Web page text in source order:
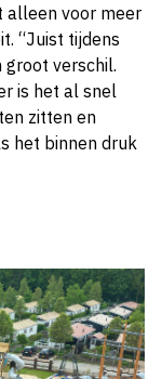
alleen voor meer
“Juist tijdens
verschil.
is het al snel
zitten en
het binnen druk